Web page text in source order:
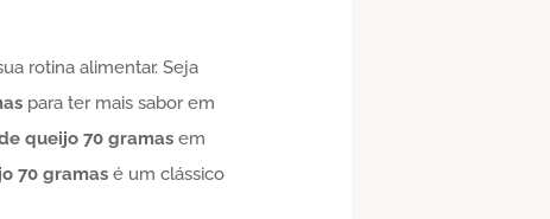
rotina alimentar. Seja
para ter mais sabor em
queijo 70 gramasem
70 gramasé um clássico